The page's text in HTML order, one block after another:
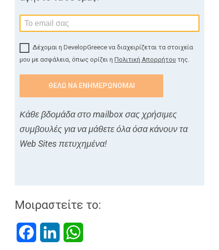
Δέχομαι η DevelopGreece να διαχειρίζεται τα στοιχεία
μου με ασφάλεια, όπως ορίζει η Πολιτική Απορρήτου της.
Κάθε βδομάδα στο mailbox σας χρήσιμες
συμβουλές για να μάθετε όλα όσα κάνουν τα
Web Sites πετυχημένα!
Μοιραστείτε το:
FacebookLinkedIn